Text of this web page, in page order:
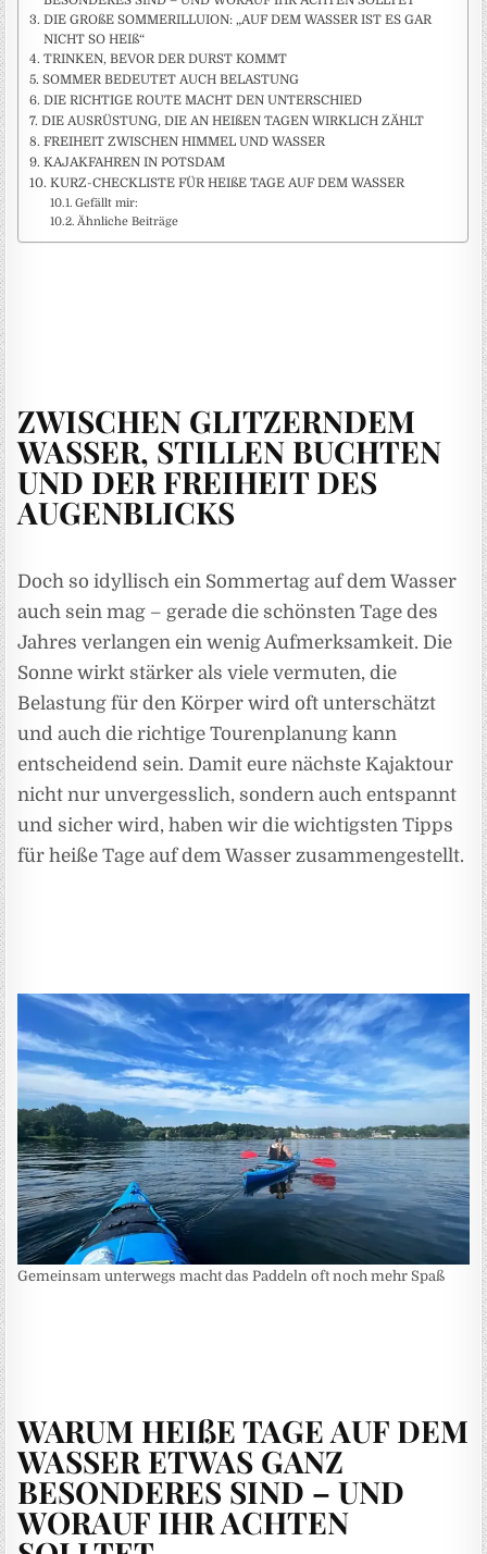
DIE GROßE SOMMERILLUION: „AUF DEM WASSER IST ES GAR
NICHT SO HEIß“
TRINKEN, BEVOR DER DURST KOMMT
SOMMER BEDEUTET AUCH BELASTUNG
DIE RICHTIGE ROUTE MACHT DEN UNTERSCHIED
DIE AUSRÜSTUNG, DIE AN HEIßEN TAGEN WIRKLICH ZÄHLT
FREIHEIT ZWISCHEN HIMMEL UND WASSER
KAJAKFAHREN IN POTSDAM
KURZ-CHECKLISTE FÜR HEIßE TAGE AUF DEM WASSER
Gefällt mir:
Ähnliche Beiträge
ZWISCHEN GLITZERNDEM
WASSER, STILLEN BUCHTEN
UND DER FREIHEIT DES
AUGENBLICKS
Doch so idyllisch ein Sommertag auf dem Wasser
auch sein mag – gerade die schönsten Tage des
Jahres verlangen ein wenig Aufmerksamkeit. Die
Sonne wirkt stärker als viele vermuten, die
Belastung für den Körper wird oft unterschätzt
und auch die richtige Tourenplanung kann
entscheidend sein. Damit eure nächste Kajaktour
nicht nur unvergesslich, sondern auch entspannt
und sicher wird, haben wir die wichtigsten Tipps
für heiße Tage auf dem Wasser zusammengestellt.
Gemeinsam unterwegs macht das Paddeln oft noch mehr Spaß
WARUM HEIßE TAGE AUF DEM
WASSER ETWAS GANZ
BESONDERES SIND – UND
WORAUF IHR ACHTEN